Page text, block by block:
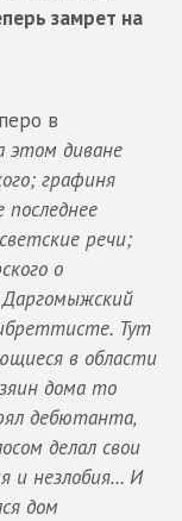
замрет на
в
этом диване
графиня
речи;
о
Тут
в области
дома то
дебютанта,
делал свои
и незлобия… И
дом